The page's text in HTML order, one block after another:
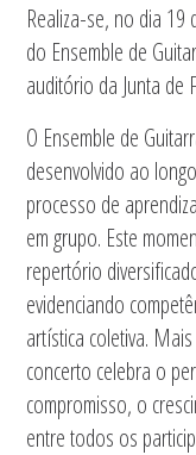
Realiza-se, no dia 19
do Ensemble de
auditório da Junta de
O Ensemble de
desenvolvido ao
processo de
em grupo. Este
repertório
evidenciando
artística coletiva.
concerto celebra o
compromisso, o
entre todos os